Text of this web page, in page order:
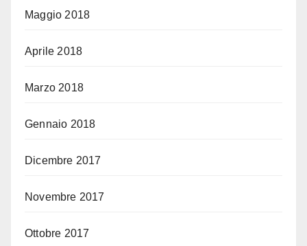
Maggio 2018
Aprile 2018
Marzo 2018
Gennaio 2018
Dicembre 2017
Novembre 2017
Ottobre 2017